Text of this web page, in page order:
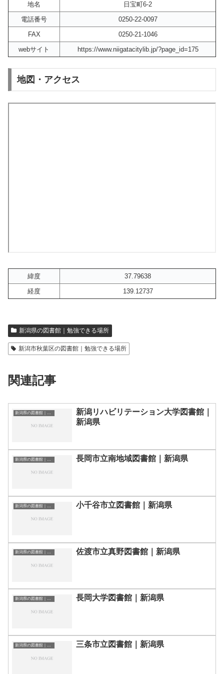
地名
日宝町6-2
電話番号
0250-22-0097
FAX
0250-21-1046
webサイト
https://www.niigatacitylib.jp/?page_id=175
地図・アクセス
緯度
37.79638
経度
139.12737
新潟県の図書館｜勉強できる場所
新潟市秋葉区の図書館｜勉強できる場所
関連記事
新潟リハビリテーション大学図書館｜
新潟県
長岡市立南地域図書館｜新潟県
小千谷市立図書館｜新潟県
新潟県の図書館｜勉強できる場所 佐渡市立真野図書館｜新潟県
新潟県の図書館｜勉強できる場所 長岡大学図書館｜新潟県
新潟県の図書館｜勉強できる場所 三条市立図書館｜新潟県